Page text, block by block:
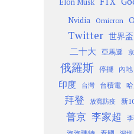
Elon Musk
Nvidia Omicron
Twitter 世界盃
二十大 亞馬遜
俄羅斯 停擺 內地
印度
台灣 台積電
拜登 放寬防疫 新
普京 李家超